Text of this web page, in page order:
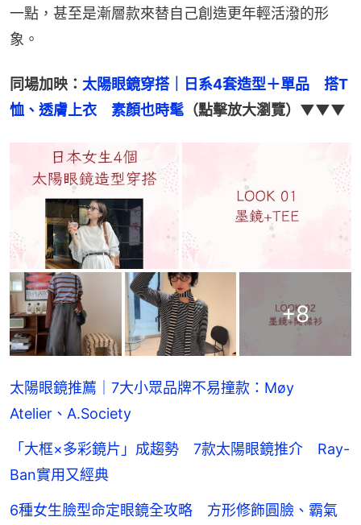
一點，甚至是漸層款來替自己創造更年輕活潑的形
象。
同場加映： 太陽眼鏡穿搭｜日系4套造型＋單品　搭T
恤、透膚上衣　素顏也時髦 （點擊放大瀏覽）▼▼▼
+8
太陽眼鏡推薦｜7大小眾品牌不易撞款：Møy
Atelier、A.Society
「大框×多彩鏡片」成趨勢 7款太陽眼鏡推介 Ray-
Ban實用又經典
6種女生臉型命定眼鏡全攻略 方形修飾圓臉、霸氣